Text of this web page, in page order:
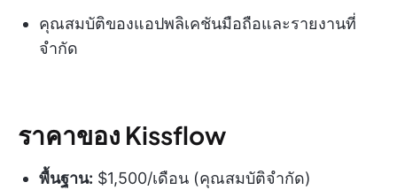
คุณสมบัติของแอปพลิเคชันมือถือและรายงานที่
จำกัด
ราคาของ Kissflow
พื้นฐาน: $1,500/เดือน (คุณสมบัติจำกัด)